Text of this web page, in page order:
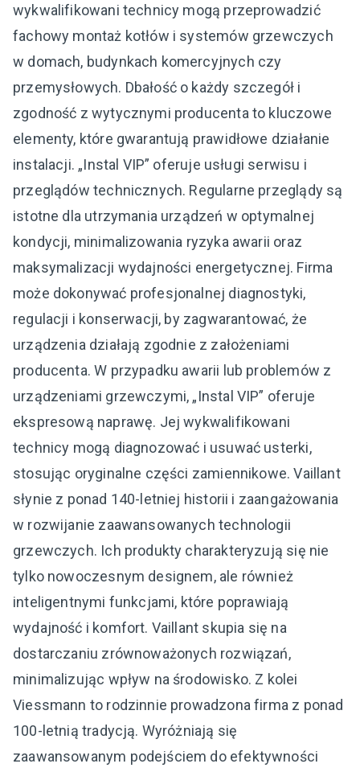
wykwalifikowani technicy mogą przeprowadzić
fachowy montaż kotłów i systemów grzewczych
w domach, budynkach komercyjnych czy
przemysłowych. Dbałość o każdy szczegół i
zgodność z wytycznymi producenta to kluczowe
elementy, które gwarantują prawidłowe działanie
instalacji. „Instal VIP” oferuje usługi serwisu i
przeglądów technicznych. Regularne przeglądy są
istotne dla utrzymania urządzeń w optymalnej
kondycji, minimalizowania ryzyka awarii oraz
maksymalizacji wydajności energetycznej. Firma
może dokonywać profesjonalnej diagnostyki,
regulacji i konserwacji, by zagwarantować, że
urządzenia działają zgodnie z założeniami
producenta. W przypadku awarii lub problemów z
urządzeniami grzewczymi, „Instal VIP” oferuje
ekspresową naprawę. Jej wykwalifikowani
technicy mogą diagnozować i usuwać usterki,
stosując oryginalne części zamiennikowe. Vaillant
słynie z ponad 140-letniej historii i zaangażowania
w rozwijanie zaawansowanych technologii
grzewczych. Ich produkty charakteryzują się nie
tylko nowoczesnym designem, ale również
inteligentnymi funkcjami, które poprawiają
wydajność i komfort. Vaillant skupia się na
dostarczaniu zrównoważonych rozwiązań,
minimalizując wpływ na środowisko. Z kolei
Viessmann to rodzinnie prowadzona firma z ponad
100-letnią tradycją. Wyróżniają się
zaawansowanym podejściem do efektywności